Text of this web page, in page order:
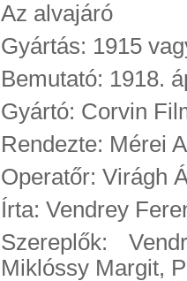
Az alvajáró
Gyártás: 1915
Bemutató: 1918.
Gyártó: Corvin
Rendezte: Mérei
Operatőr: Virágh
Írta: Vendrey
Szereplők:
Miklóssy Margit,